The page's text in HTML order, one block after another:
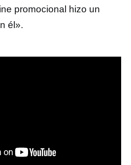
promocional hizo un
él».